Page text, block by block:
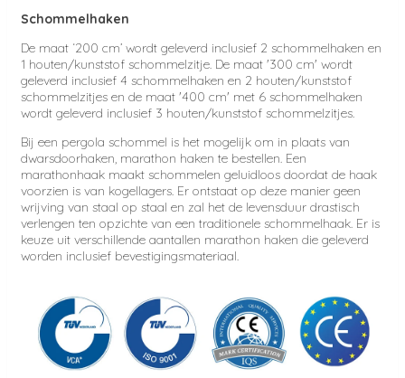
Schommelhaken
De maat ‘200 cm’ wordt geleverd inclusief 2 schommelhaken en
1 houten/kunststof schommelzitje. De maat '300 cm' wordt
geleverd inclusief 4 schommelhaken en 2 houten/kunststof
schommelzitjes en de maat '400 cm' met 6 schommelhaken
wordt geleverd inclusief 3 houten/kunststof schommelzitjes.
Bij een pergola schommel is het mogelijk om in plaats van
dwarsdoorhaken, marathon haken te bestellen. Een
marathonhaak maakt schommelen geluidloos doordat de haak
voorzien is van kogellagers. Er ontstaat op deze manier geen
wrijving van staal op staal en zal het de levensduur drastisch
verlengen ten opzichte van een traditionele schommelhaak. Er is
keuze uit verschillende aantallen marathon haken die geleverd
worden inclusief bevestigingsmateriaal.